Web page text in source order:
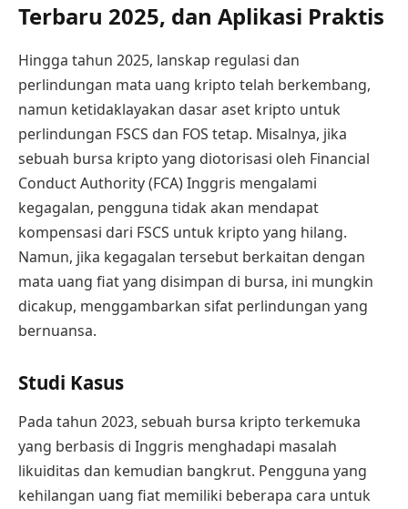
Terbaru 2025, dan Aplikasi Praktis
Hingga tahun 2025, lanskap regulasi dan
perlindungan mata uang kripto telah berkembang,
namun ketidaklayakan dasar aset kripto untuk
perlindungan FSCS dan FOS tetap. Misalnya, jika
sebuah bursa kripto yang diotorisasi oleh Financial
Conduct Authority (FCA) Inggris mengalami
kegagalan, pengguna tidak akan mendapat
kompensasi dari FSCS untuk kripto yang hilang.
Namun, jika kegagalan tersebut berkaitan dengan
mata uang fiat yang disimpan di bursa, ini mungkin
dicakup, menggambarkan sifat perlindungan yang
bernuansa.
Studi Kasus
Pada tahun 2023, sebuah bursa kripto terkemuka
yang berbasis di Inggris menghadapi masalah
likuiditas dan kemudian bangkrut. Pengguna yang
kehilangan uang fiat memiliki beberapa cara untuk